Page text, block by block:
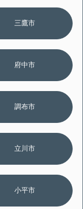
三鷹市
府中市
調布市
立川市
小平市